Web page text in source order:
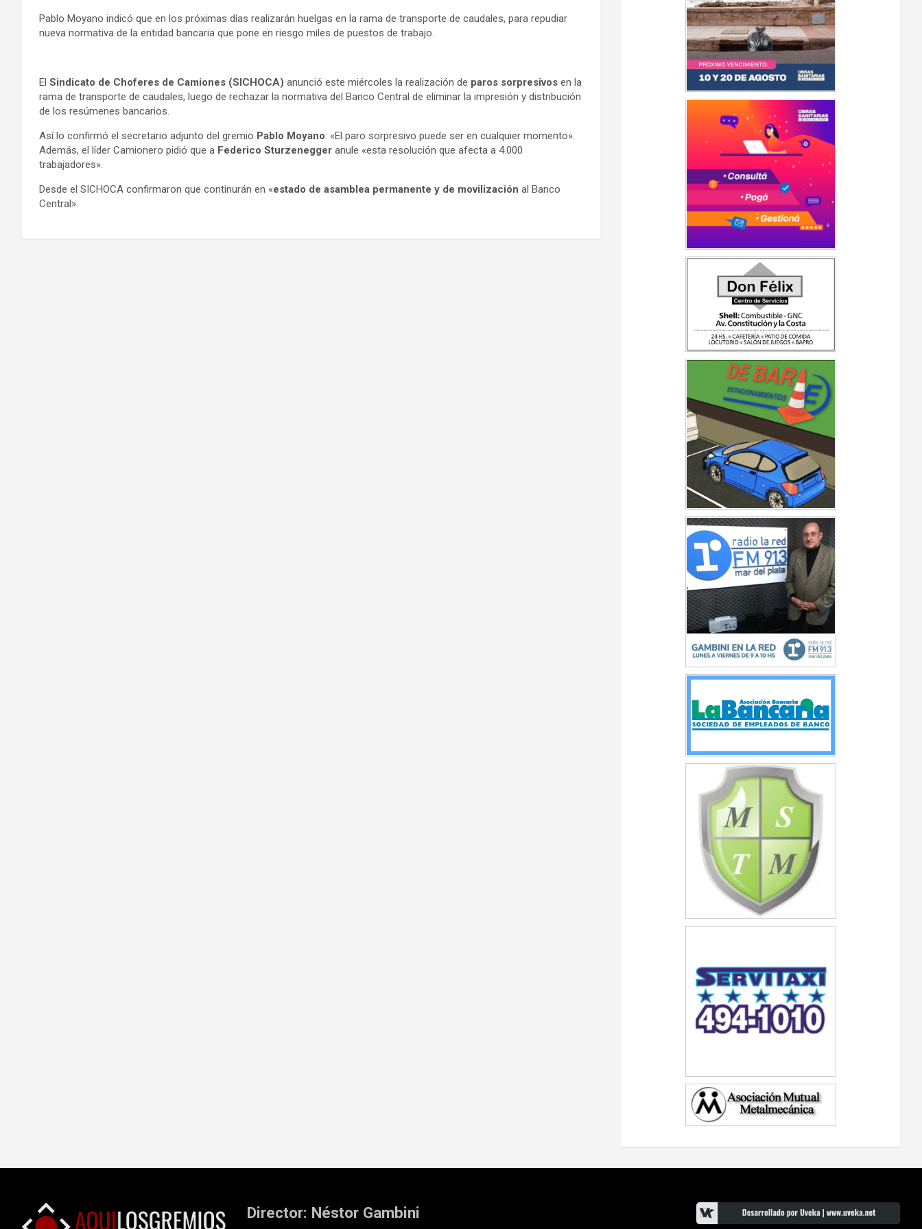
ce
o
o
k
se
g
er
tt at
p
p
e
a
m
ail tF
e
n
y
Pablo Moyano indicó que en los próximas días realizarán huelgas en la rama de transporte de caudales, para repudiar
nueva normativa de la entidad bancaria que pone en riesgo miles de puestos de trabajo.
El Sindicato de Choferes de Camiones (SICHOCA) anunció este miércoles la realización de paros sorpresivos en la
rama de transporte de caudales, luego de rechazar la normativa del Banco Central de eliminar la impresión y distribución
de los resúmenes bancarios.
Así lo confirmó el secretario adjunto del gremio Pablo Moyano: «El paro sorpresivo puede ser en cualquier momento».
Además, el líder Camionero pidió que a Federico Sturzenegger anule «esta resolución que afecta a 4.000
trabajadores».
Desde el SICHOCA confirmaron que continurán en «estado de asamblea permanente y de movilización al Banco
Central».
Director: Néstor Gambini